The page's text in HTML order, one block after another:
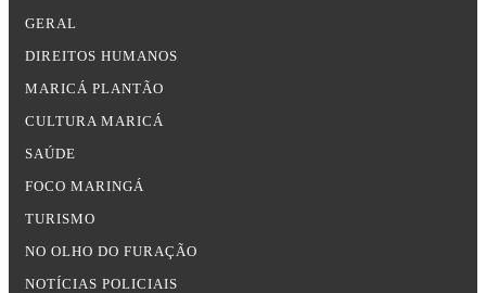
GERAL
DIREITOS HUMANOS
MARICÁ PLANTÃO
CULTURA MARICÁ
SAÚDE
FOCO MARINGÁ
TURISMO
NO OLHO DO FURAÇÃO
NOTÍCIAS POLICIAIS